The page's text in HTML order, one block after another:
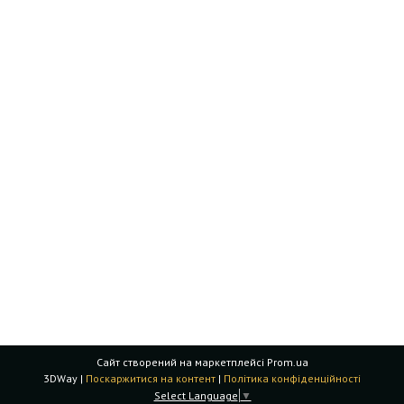
Сайт створений на маркетплейсі Prom.ua
3DWay | Поскаржитися на контент | Політика конфіденційності
Select Language ▼